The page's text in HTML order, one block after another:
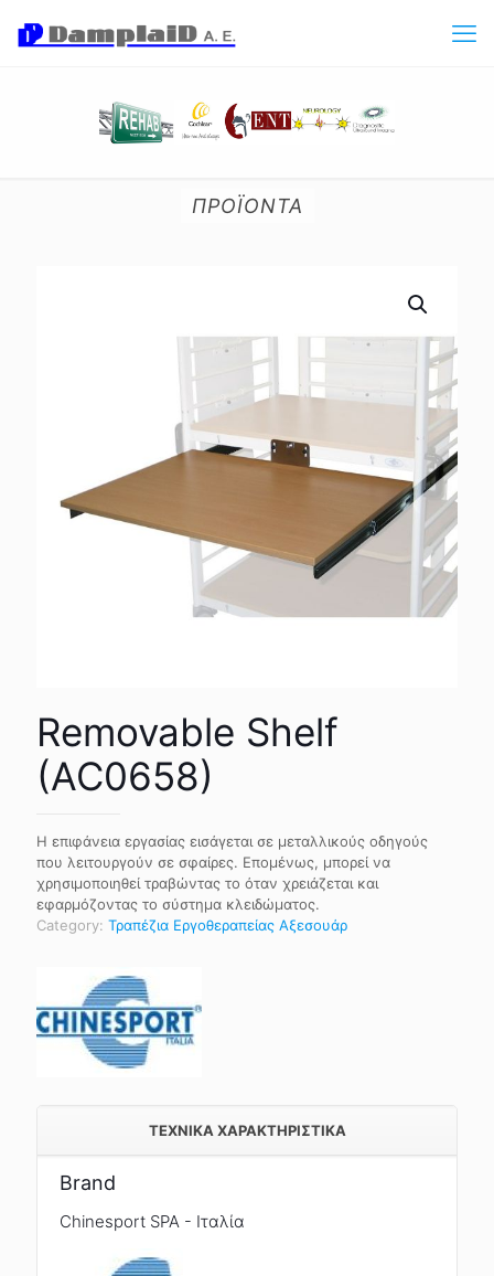
ΠΡΟΪΟΝΤΑ
Removable Shelf
(AC0658)
Η επιφάνεια εργασίας εισάγεται σε μεταλλικούς οδηγούς
που λειτουργούν σε σφαίρες. Επομένως, μπορεί να
χρησιμοποιηθεί τραβώντας το όταν χρειάζεται και
εφαρμόζοντας το σύστημα κλειδώματος.
Category: Τραπέζια Εργοθεραπείας Αξεσουάρ
TEXNIKA ΧΑΡΑΚΤΗΡΙΣΤΙΚΑ
Brand
Chinesport SPA - Ιταλία